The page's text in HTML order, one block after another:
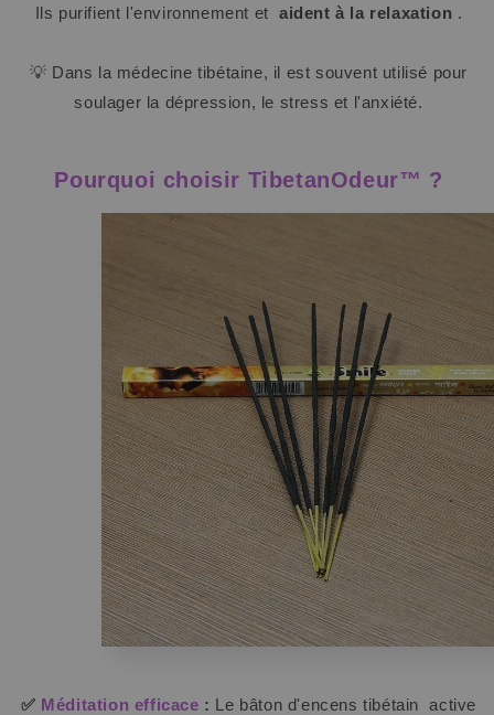
Ils purifient l'environnement et aident à la relaxation .
💡 Dans la médecine tibétaine, il est souvent utilisé pour
soulager la dépression, le stress et l'anxiété.
Pourquoi choisir TibetanOdeur™ ?
✅ Méditation efficace : Le bâton d'encens tibétain
active